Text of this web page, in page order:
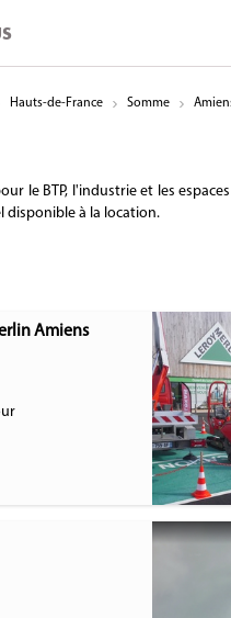
Hauts-de-France Somme
le BTP, l'industrie et les
disponible à la location.
Amiens